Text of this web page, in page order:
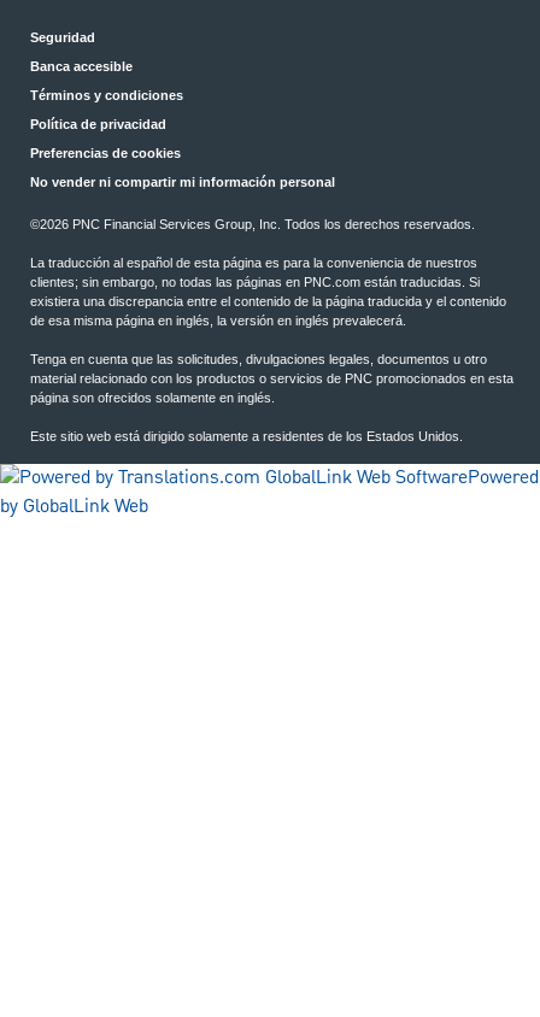
Seguridad
Banca accesible
Términos y condiciones
Política de privacidad
Preferencias de cookies
No vender ni compartir mi información personal
©2026 PNC Financial Services Group, Inc. Todos los derechos reservados.
La traducción al español de esta página es para la conveniencia de nuestros
clientes; sin embargo, no todas las páginas en PNC.com están traducidas. Si
existiera una discrepancia entre el contenido de la página traducida y el contenido
de esa misma página en inglés, la versión en inglés prevalecerá.
Tenga en cuenta que las solicitudes, divulgaciones legales, documentos u otro
material relacionado con los productos o servicios de PNC promocionados en esta
página son ofrecidos solamente en inglés.
Este sitio web está dirigido solamente a residentes de los Estados Unidos.
Powered
by GlobalLink Web